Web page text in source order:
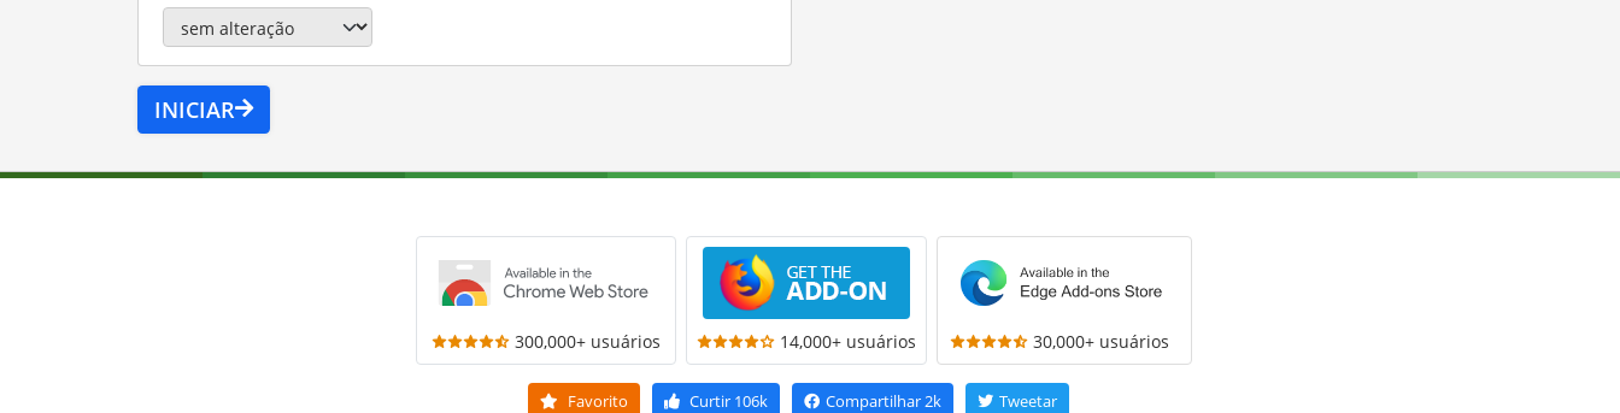
INICIAR
300,000+ usuários 14,000+ usuários 30,000+ usuários
Favorito Curtir106k Compartilhar2k Tweetar